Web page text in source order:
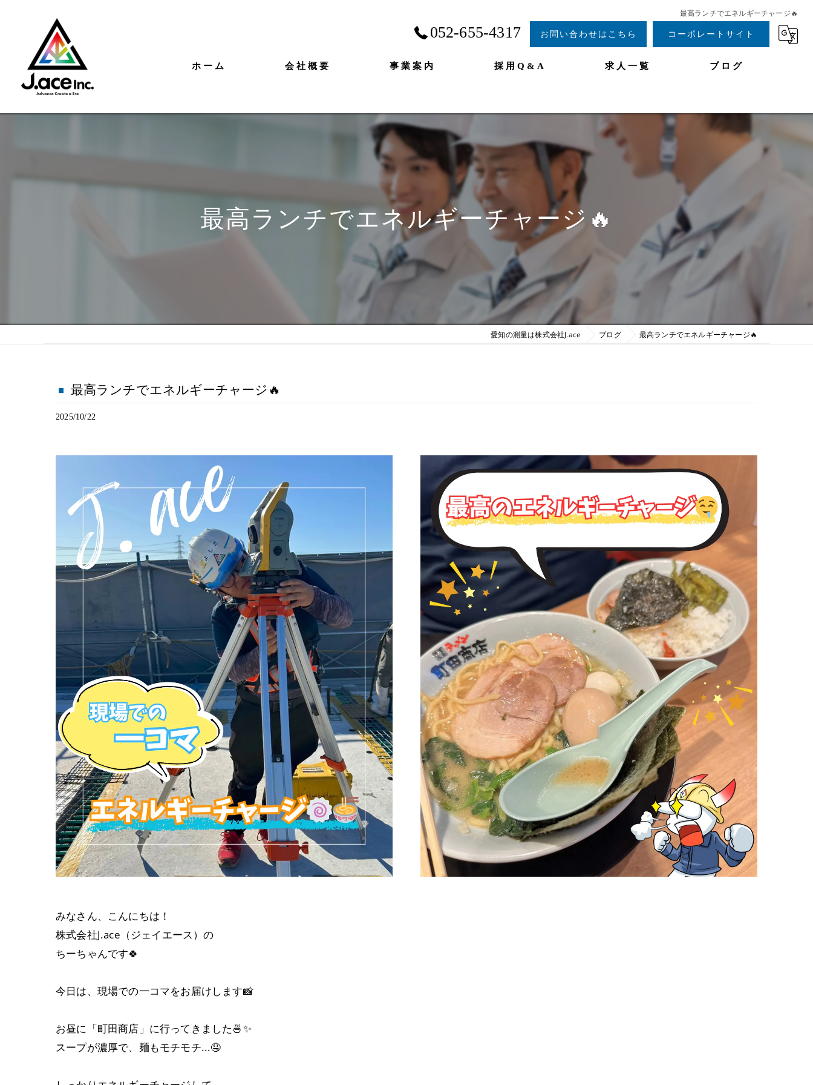
最高ランチでエネルギーチャージ🔥
052-655-4317 お問い合わせはこちら コーポレートサイト
ホーム 会社概要 事業案内 採用Q&A 求人一覧 ブログ
最高ランチでエネルギーチャージ🔥
愛知の測量は株式会社J.ace ブログ 最高ランチでエネルギーチャージ🔥
最高ランチでエネルギーチャージ🔥
2025/10/22
みなさん、こんにちは！
株式会社J.ace（ジェイエース）の
ちーちゃんです🍀
今日は、現場での一コマをお届けします📸
お昼に「町田商店」に行ってきました🍜✨️
スープが濃厚で、麺もモチモチ...🤤